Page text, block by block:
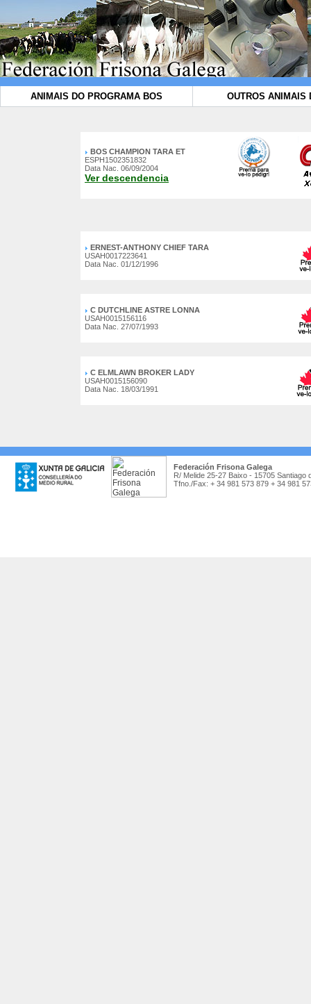
ANIMAIS DO PROGRAMA BOS OUTROS ANIMAIS
BOS CHAMPION TARA ET
ESPH1502351832
Data Nac. 06/09/2004
Ver descendencia
ERNEST-ANTHONY CHIEF TARA
USAH0017223641
Data Nac. 01/12/1996
C DUTCHLINE ASTRE LONNA
USAH0015156116
Data Nac. 27/07/1993
C ELMLAWN BROKER LADY
USAH0015156090
Data Nac. 18/03/1991
Federación Frisona Galega
R/ Melide 25-27 Baixo - 15705 Santiago
Tfno./Fax: + 34 981 573 879 + 34 981